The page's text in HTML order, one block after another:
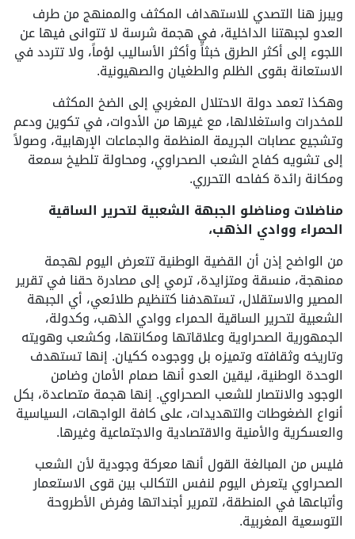
ويبرز هنا التصدي للاستهداف المكثف والممنهج من طرف
العدو لجبهتنا الداخلية، في هجمة شرسة لا تتوانى فيها عن
اللجوء إلى أكثر الطرق خبثاً وأكثر الأساليب لؤماً، ولا تتردد في
الاستعانة بقوى الظلم والطغيان والصهيونية.
وهكذا تعمد دولة الاحتلال المغربي إلى الضخ المكثف
للمخدرات واستغلالها، مع غيرها من الأدوات، في تكوين ودعم
وتشجيع عصابات الجريمة المنظمة والجماعات الإرهابية، وصولاً
إلى تشويه كفاح الشعب الصحراوي، ومحاولة تلطيخ سمعة
ومكانة رائدة كفاحه التحرري.
مناضلات ومناضلو الجبهة الشعبية لتحرير الساقية
الحمراء ووادي الذهب،
من الواضح إذن أن القضية الوطنية تتعرض اليوم لهجمة
ممنهجة، منسقة ومتزايدة، ترمي إلى مصادرة حقنا في تقرير
المصير والاستقلال، تستهدفنا كتنظيم طلائعي، أي الجبهة
الشعبية لتحرير الساقية الحمراء ووادي الذهب، وكدولة،
الجمهورية الصحراوية وعلاقاتها ومكانتها، وكشعب وهويته
وتاريخه وثقافته وتميزه بل ووجوده ككيان. إنها تستهدف
الوحدة الوطنية، ليقين العدو أنها صمام الأمان وضامن
الوجود والانتصار للشعب الصحراوي. إنها هجمة متصاعدة، بكل
أنواع الضغوطات والتهديدات، على كافة الواجهات، السياسية
والعسكرية والأمنية والاقتصادية والاجتماعية وغيرها.
فليس من المبالغة القول أنها معركة وجودية لأن الشعب
الصحراوي يتعرض اليوم لنفس التكالب بين قوى الاستعمار
وأتباعها في المنطقة، لتمرير أجنداتها وفرض الأطروحة
التوسعية المغربية.